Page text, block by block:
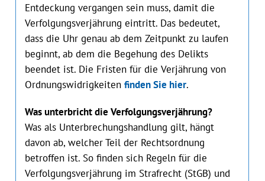
Entdeckung vergangen sein muss, damit die
Verfolgungsverjährung eintritt. Das bedeutet,
dass die Uhr genau ab dem Zeitpunkt zu laufen
beginnt, ab dem die Begehung des Delikts
beendet ist. Die Fristen für die Verjährung von
Ordnungswidrigkeiten finden Sie hier.
Was unterbricht die Verfolgungsverjährung?
Was als Unterbrechungshandlung gilt, hängt
davon ab, welcher Teil der Rechtsordnung
betroffen ist. So finden sich Regeln für die
Verfolgungsverjährung im Strafrecht (StGB) und